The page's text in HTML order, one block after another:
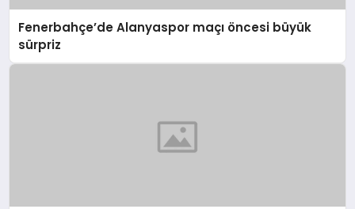
Fenerbahçe’de Alanyaspor maçı öncesi büyük
sürpriz